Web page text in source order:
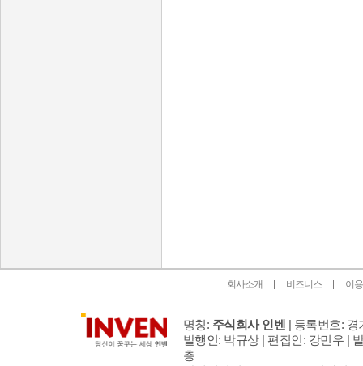
회사소개 비즈니스 이
명칭: 주식회사 인벤 | 등록번호: 경
발행인: 박규상 | 편집인: 강민우 |
층